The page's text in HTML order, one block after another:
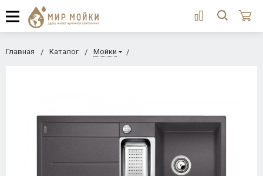
Главная Каталог Мойки